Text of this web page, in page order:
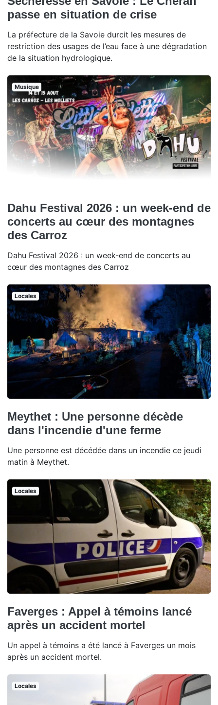
passe en situation de crise
La préfecture de la Savoie durcit les mesures de
restriction des usages de l’eau face à une dégradation
de la situation hydrologique.
Musique
Dahu Festival 2026 : un week-end de
concerts au cœur des montagnes
des Carroz
Dahu Festival 2026 : un week-end de concerts au
cœur des montagnes des Carroz
Locales
Meythet : Une personne décède
dans l'incendie d'une ferme
Une personne est décédée dans un incendie ce jeudi
matin à Meythet.
Locales
Faverges : Appel à témoins lancé
après un accident mortel
Un appel à témoins a été lancé à Faverges un mois
après un accident mortel.
Locales